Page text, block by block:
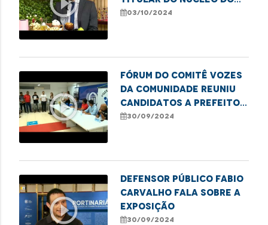
Idoso, fala sobre
03/10/2024
play_circle_outline
Fórum do Comitê Vozes
da Comunidade reuniu
candidatos a Prefeito
para debate,
30/09/2024
play_circle_outline
Defensor público Fabio
Carvalho fala sobre a
exposição
30/09/2024